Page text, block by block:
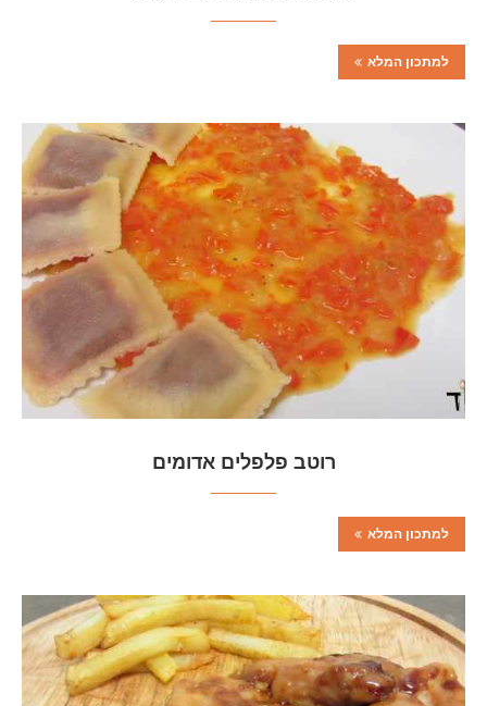
למתכון המלא
רוטב פלפלים אדומים
למתכון המלא